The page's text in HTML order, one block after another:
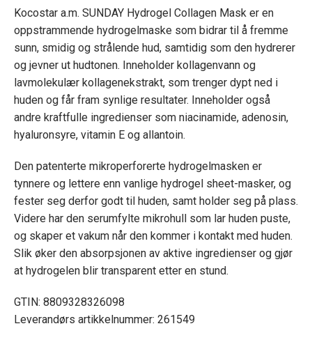
Kocostar a.m. SUNDAY Hydrogel Collagen Mask er en
oppstrammende hydrogelmaske som bidrar til å fremme
sunn, smidig og strålende hud, samtidig som den hydrerer
og jevner ut hudtonen. Inneholder kollagenvann og
lavmolekulær kollagenekstrakt, som trenger dypt ned i
huden og får fram synlige resultater. Inneholder også
andre kraftfulle ingredienser som niacinamide, adenosin,
hyaluronsyre, vitamin E og allantoin.
Den patenterte mikroperforerte hydrogelmasken er
tynnere og lettere enn vanlige hydrogel sheet-masker, og
fester seg derfor godt til huden, samt holder seg på plass.
Videre har den serumfylte mikrohull som lar huden puste,
og skaper et vakum når den kommer i kontakt med huden.
Slik øker den absorpsjonen av aktive ingredienser og gjør
at hydrogelen blir transparent etter en stund.
GTIN: 8809328326098
Leverandørs artikkelnummer: 261549